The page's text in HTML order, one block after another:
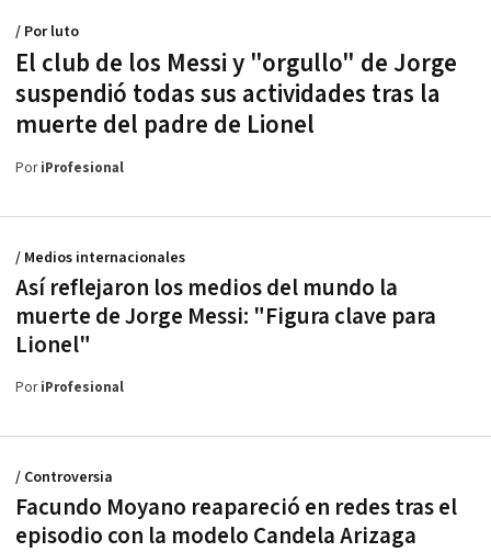
El club de los Messi y "orgullo" de Jorge
suspendió todas sus actividades tras la
muerte del padre de Lionel
/ Por luto
PoriProfesional
Así reflejaron los medios del mundo la
muerte de Jorge Messi: "Figura clave para
Lionel"
/ Medios internacionales
PoriProfesional
Facundo Moyano reapareció en redes tras el
episodio con la modelo Candela Arizaga
/ Controversia